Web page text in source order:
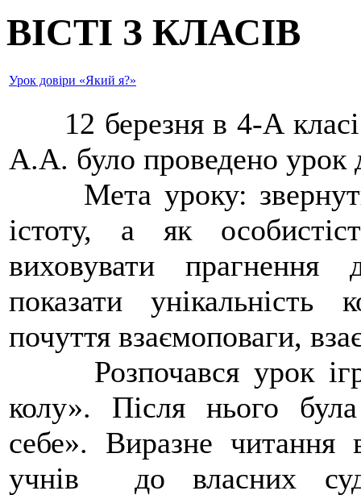
ВІСТІ З КЛАСІВ
Урок довіри «Який я?»
12 березня в 4-А класі
А.А. було проведено урок
Мета уроку: звернути
істоту, а як
виховувати прагнення
показати унікальність
почуття взаємоповаги,
Розпочався урок
колу». Після нього
себе». Виразне читання
учнів до власних